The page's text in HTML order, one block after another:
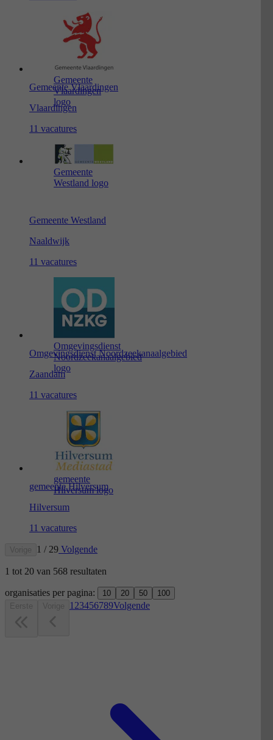
Gemeente
Vlaardingen
logo
Gemeente Vlaardingen
Vlaardingen
11 vacatures
Gemeente
Westland logo
Gemeente Westland
Naaldwijk
11 vacatures
Omgevingsdienst
Noordzeekanaalgebied
logo
Omgevingsdienst Noordzeekanaalgebied
Zaandam
11 vacatures
gemeente
Hilversum logo
gemeente Hilversum
Hilversum
11 vacatures
Vorige 1 / 29 Volgende
1 tot 20 van 568 resultaten
organisaties per pagina: 10 20 50
100
Eerste
Vorige 1 23456789Volgende